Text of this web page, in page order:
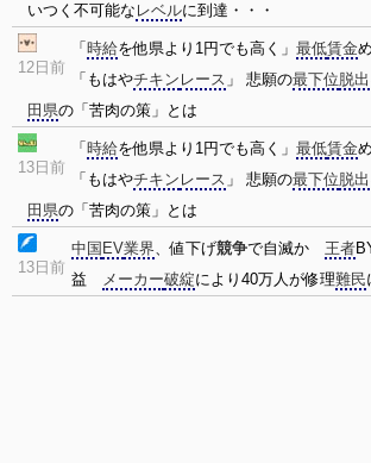
いつく不可能な レベルに到達・・・
12日前
「 時給を他県より1円でも高く」 最低賃金
「もはやチキン レース 」 悲願の最下位脱出
田県の「苦肉の策」とは
13日前
「 時給を他県より1円でも高く」 最低賃金
「もはやチキン レース 」 悲願の最下位脱出
田県の「苦肉の策」とは
13日前
中国 EV業界、値下げ競争で自滅か 王者
益
メーカー破綻により40万人が修理難民